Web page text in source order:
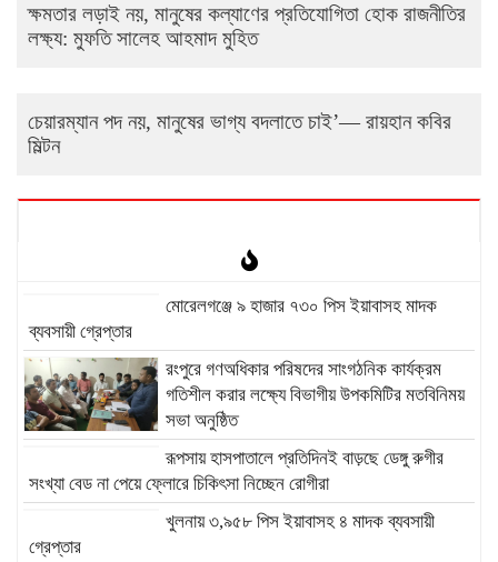
ক্ষমতার লড়াই নয়, মানুষের কল্যাণের প্রতিযোগিতা হোক রাজনীতির
লক্ষ্য: মুফতি সালেহ আহমাদ মুহিত
চেয়ারম্যান পদ নয়, মানুষের ভাগ্য বদলাতে চাই’— রায়হান কবির
মিল্টন
মোরেলগঞ্জে ৯ হাজার ৭৩০ পিস ইয়াবাসহ মাদক
ব্যবসায়ী গ্রেপ্তার
রংপুরে গণঅধিকার পরিষদের সাংগঠনিক কার্যক্রম
গতিশীল করার লক্ষ্যে বিভাগীয় উপকমিটির মতবিনিময়
সভা অনুষ্ঠিত
রূপসায় হাসপাতালে প্রতিদিনই বাড়ছে ডেঙ্গু রুগীর
সংখ্যা বেড না পেয়ে ফ্লোরে চিকিৎসা নিচ্ছেন রোগীরা
খুলনায় ৩,৯৫৮ পিস ইয়াবাসহ ৪ মাদক ব্যবসায়ী
গ্রেপ্তার